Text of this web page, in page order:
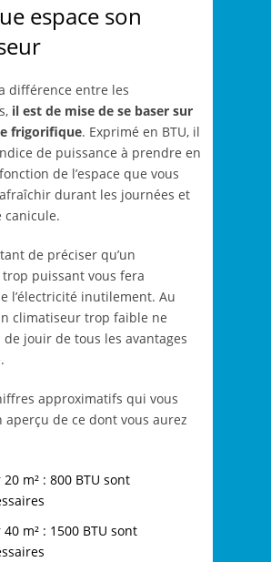
espace son
différence entre les
il est de mise de se baser sur
frigorifique. Exprimé en BTU, il
de puissance à prendre en
de l’espace que vous
durant les journées et
canicule.
de préciser qu’un
puissant vous fera
l’électricité inutilement. Au
climatiseur trop faible ne
jouir de tous les avantages
approximatifs qui vous
de ce dont vous aurez
20 m² : 800 BTU sont
40 m² : 1500 BTU sont